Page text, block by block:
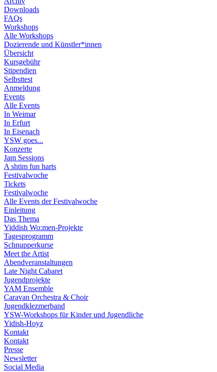
Downloads
FAQs
Workshops
Alle Workshops
Dozierende und Künstler*innen
Übersicht
Kursgebühr
Stipendien
Selbsttest
Anmeldung
Events
Alle Events
In Weimar
In Erfurt
In Eisenach
YSW goes...
Konzerte
Jam Sessions
A shtim fun harts
Festivalwoche
Tickets
Festivalwoche
Alle Events der Festivalwoche
Einleitung
Das Thema
Yiddish Wo:men-Projekte
Tagesprogramm
Schnupperkurse
Meet the Artist
Abendveranstaltungen
Late Night Cabaret
Jugendprojekte
YAM Ensemble
Caravan Orchestra & Choir
Jugendklezmerband
YSW-Workshops für Kinder und Jugendliche
Yidish-Hoyz
Kontakt
Kontakt
Presse
Newsletter
Social Media